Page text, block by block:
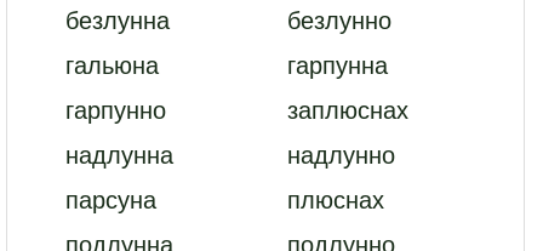
безлунна
безлунно
гальюна
гарпунна
гарпунно
заплюснах
надлунна
надлунно
парсуна
плюснах
подлунна
подлунно